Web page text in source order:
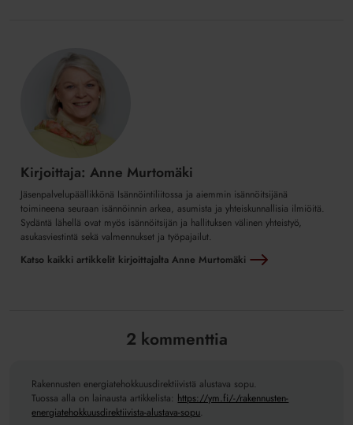
Kirjoittaja: Anne Murtomäki
Jäsenpalvelupäällikkönä Isännöintiliitossa ja aiemmin isännöitsijänä
toimineena seuraan isännöinnin arkea, asumista ja yhteiskunnallisia ilmiöitä.
Sydäntä lähellä ovat myös isännöitsijän ja hallituksen välinen yhteistyö,
asukasviestintä sekä valmennukset ja työpajailut.
Katso kaikki artikkelit kirjoittajalta Anne Murtomäki
2 kommenttia
Rakennusten energiatehokkuusdirektiivistä alustava sopu.
Tuossa alla on lainausta artikkelista: https://ym.fi/-/rakennusten-
energiatehokkuusdirektiivista-alustava-sopu.